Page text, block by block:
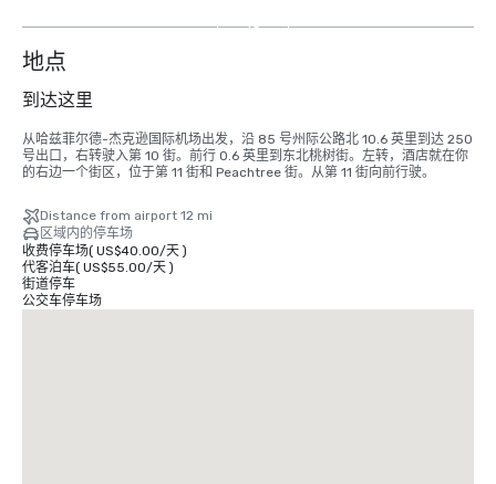
13
地点
到达这里
从哈兹菲尔德-杰克逊国际机场出发，沿 85 号州际公路北 10.6 英里到达 250
号出口，右转驶入第 10 街。前行 0.6 英里到东北桃树街。左转，酒店就在你
的右边一个街区，位于第 11 街和 Peachtree 街。从第 11 街向前行驶。
Distance from airport 12 mi
区域内的停车场
收费停车场( US$40.00/天)
代客泊车( US$55.00/天)
街道停车
公交车停车场